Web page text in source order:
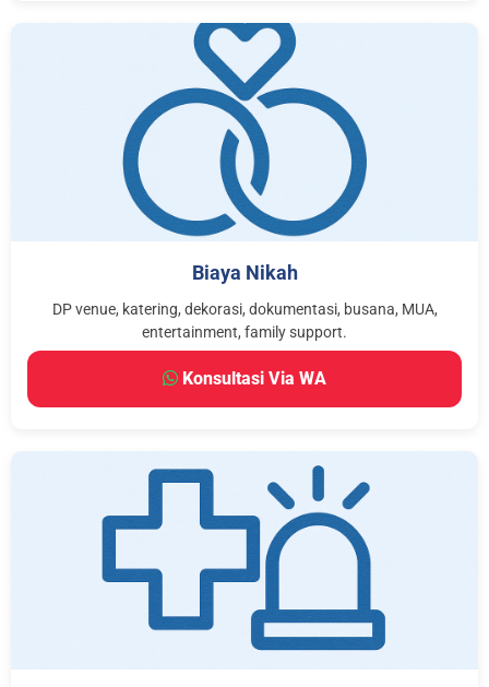
Biaya Nikah
DP venue, katering, dekorasi, dokumentasi, busana, MUA,
entertainment, family support.
Konsultasi Via WA